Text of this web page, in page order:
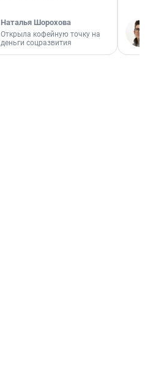
Наталья Шорохова
Открыла кофейную точку на
деньги соцразвития